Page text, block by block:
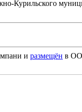
Курильского
и размещён в